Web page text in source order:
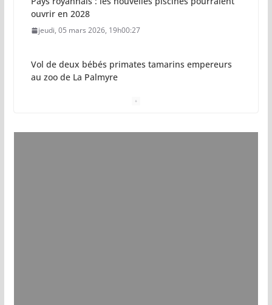
ouvrir en 2028
jeudi, 05 mars 2026, 19h00:27
Vol de deux bébés primates tamarins empereurs
au zoo de La Palmyre